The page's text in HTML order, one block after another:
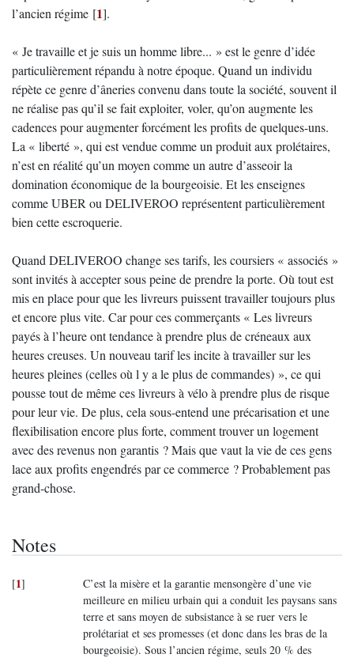
l’ancien régime [1].
« Je travaille et je suis un homme libre... » est le genre d’idée
particulièrement répandu à notre époque. Quand un individu
répète ce genre d’âneries convenu dans toute la société, souvent il
ne réalise pas qu’il se fait exploiter, voler, qu’on augmente les
cadences pour augmenter forcément les profits de quelques-uns.
La « liberté », qui est vendue comme un produit aux prolétaires,
n’est en réalité qu’un moyen comme un autre d’asseoir la
domination économique de la bourgeoisie. Et les enseignes
comme UBER ou DELIVEROO représentent particulièrement
bien cette escroquerie.
Quand DELIVEROO change ses tarifs, les coursiers « associés »
sont invités à accepter sous peine de prendre la porte. Où tout est
mis en place pour que les livreurs puissent travailler toujours plus
et encore plus vite. Car pour ces commerçants « Les livreurs
payés à l’heure ont tendance à prendre plus de créneaux aux
heures creuses. Un nouveau tarif les incite à travailler sur les
heures pleines (celles où l y a le plus de commandes) », ce qui
pousse tout de même ces livreurs à vélo à prendre plus de risque
pour leur vie. De plus, cela sous-entend une précarisation et une
flexibilisation encore plus forte, comment trouver un logement
avec des revenus non garantis ? Mais que vaut la vie de ces gens
lace aux profits engendrés par ce commerce ? Probablement pas
grand-chose.
Notes
[1]
C’est la misère et la garantie mensongère d’une vie
meilleure en milieu urbain qui a conduit les paysans sans
terre et sans moyen de subsistance à se ruer vers le
prolétariat et ses promesses (et donc dans les bras de la
bourgeoisie). Sous l’ancien régime, seuls 20 % des